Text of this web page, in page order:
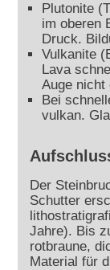
Plutonite
im oberen
Druck.
Vulkanite
Lava
Auge nicht
Bei
vulkan.
Der
Schutter
Jahre). Bis
rotbraune,
Material für